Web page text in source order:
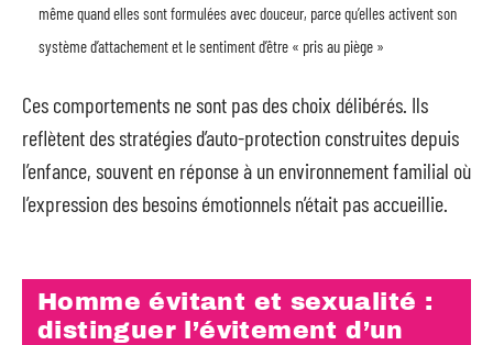
même quand elles sont formulées avec douceur, parce qu’elles activent son
système d’attachement et le sentiment d’être « pris au piège »
Ces comportements ne sont pas des choix délibérés. Ils
reflètent des stratégies d’auto-protection construites depuis
l’enfance, souvent en réponse à un environnement familial où
l’expression des besoins émotionnels n’était pas accueillie.
Homme évitant et sexualité :
distinguer l’évitement d’un